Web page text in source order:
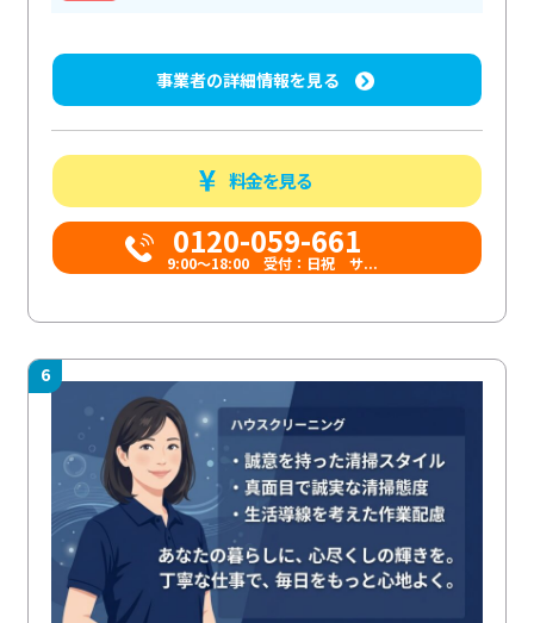
事業者の詳細情報を見る
料金を見る
0120-059-661
9:00〜18:00 受付：日祝 サ...
6